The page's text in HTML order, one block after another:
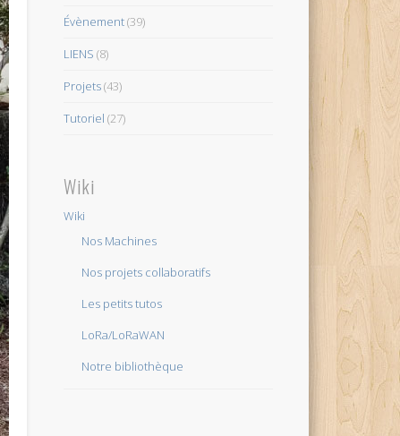
Évènement(39)
LIENS (8)
Projets(43)
Tutoriel (27)
Wiki
Wiki
Nos Machines
Nos projets collaboratifs
Les petits tutos
LoRa/LoRaWAN
Notre bibliothèque